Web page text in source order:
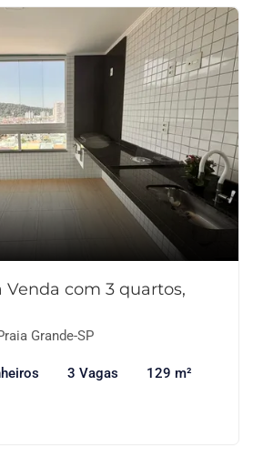
com 3 quartos,
Grande-SP
3 Vagas 129 m²